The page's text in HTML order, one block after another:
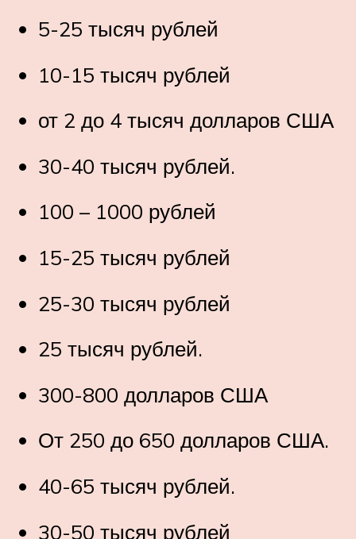
5-25 тысяч рублей
10-15 тысяч рублей
от 2 до 4 тысяч долларов США
30-40 тысяч рублей.
100 – 1000 рублей
15-25 тысяч рублей
25-30 тысяч рублей
25 тысяч рублей.
300-800 долларов США
От 250 до 650 долларов США.
40-65 тысяч рублей.
30-50 тысяч рублей